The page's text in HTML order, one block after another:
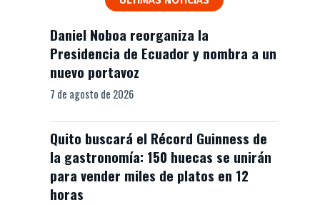
Daniel Noboa reorganiza la
Presidencia de Ecuador y nombra a un
nuevo portavoz
7 de agosto de 2026
Quito buscará el Récord Guinness de
la gastronomía: 150 huecas se unirán
para vender miles de platos en 12
horas